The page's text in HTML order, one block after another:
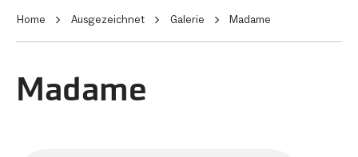
Home Ausgezeichnet Galerie Madame
Madame